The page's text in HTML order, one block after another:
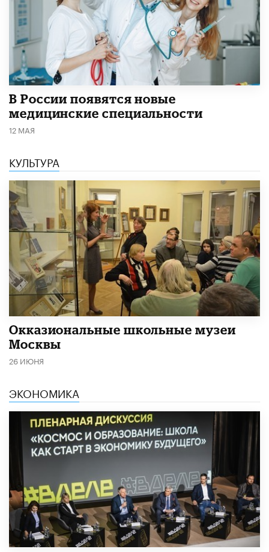
В России появятся новые
медицинские специальности
12 МАЯ
КУЛЬТУРА
​Окказиональные школьные музеи
Москвы
26 ИЮНЯ
ЭКОНОМИКА